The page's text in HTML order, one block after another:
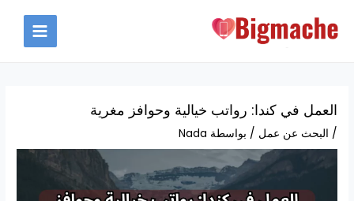
MAIN
العمل في كندا: رواتب خيالية وحوافز مغرية
/ البحث عن عمل / بواسطة Nada